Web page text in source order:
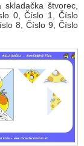
štvorec,
0, Číslo 1, Číslo
8, Číslo 9, Číslo